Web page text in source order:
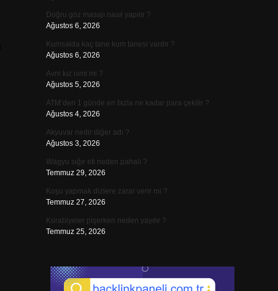
Doğru göz masajı nasıl yapılır ?
Ağustos 6, 2026
Kumsalda kaç tane kum tanesi vardır ?
Ağustos 6, 2026
Avni kız ismi mi ?
Ağustos 5, 2026
ATM’den 1 günde en fazla ne kadar para çekilir ?
Ağustos 4, 2026
Akyuvar nedir diğer adı ?
Ağustos 3, 2026
Wagyu sığır eti neden pahalı ?
Temmuz 29, 2026
Koşu yapmak dizlere zarar verir mi ?
Temmuz 27, 2026
Kurabiyeler pişerken neden yayılır ?
Temmuz 25, 2026